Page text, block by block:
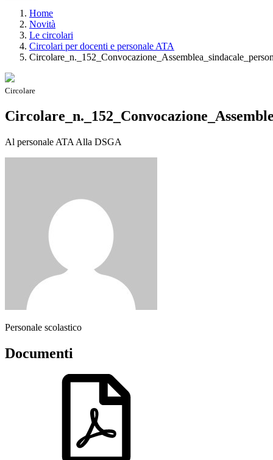
Home
Novità
Le circolari
Circolari per docenti e personale ATA
Circolare
Al personale ATA Alla DSGA
Personale scolastico
Documenti